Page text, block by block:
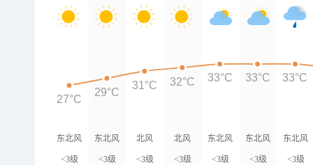
东北风
<3级
东北风
<3级
北风
<3级
北风
<3级
东北风
<3级
东北风
<3级
东北风
<3级
27°C
29°C
31°C 32°C 33°C 33°C 33°C